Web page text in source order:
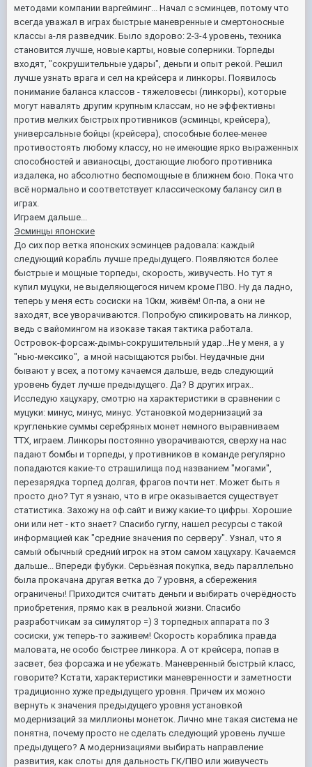
методами компании варгейминг... Начал с эсминцев, потому что
всегда уважал в играх быстрые маневренные и смертоносные
классы а-ля разведчик. Было здорово: 2-3-4 уровень, техника
становится лучше, новые карты, новые соперники. Торпеды
входят, "сокрушительные удары", деньги и опыт рекой. Решил
лучше узнать врага и сел на крейсера и линкоры. Появилось
понимание баланса классов - тяжеловесы (линкоры), которые
могут навалять другим крупным классам, но не эффективны
против мелких быстрых противников (эсминцы, крейсера),
универсальные бойцы (крейсера), способные более-менее
противостоять любому классу, но не имеющие ярко выраженных
способностей и авианосцы, достающие любого противника
издалека, но абсолютно беспомощные в ближнем бою. Пока что
всё нормально и соответствует классическому балансу сил в
играх.
Играем дальше...
Эсминцы японские
До сих пор ветка японских эсминцев радовала: каждый
следующий корабль лучше предыдущего. Появляются более
быстрые и мощные торпеды, скорость, живучесть. Но тут я
купил муцуки, не выделяющегося ничем кроме ПВО. Ну да ладно,
теперь у меня есть сосиски на 10км, живём! Оп-па, а они не
заходят, все уворачиваются. Попробую спикировать на линкор,
ведь с вайомингом на изоказе такая тактика работала.
Островок-форсаж-дымы-сокрушительный удар...Не у меня, а у
"нью-мексико", а мной насыщаются рыбы. Неудачные дни
бывают у всех, а потому качаемся дальше, ведь следующий
уровень будет лучше предыдущего. Да? В других играх..
Исследую хацухару, смотрю на характеристики в сравнении с
муцуки: минус, минус, минус. Установкой модернизаций за
кругленькие суммы серебряных монет немного выравниваем
ТТХ, играем. Линкоры постоянно уворачиваются, сверху на нас
падают бомбы и торпеды, у противников в команде регулярно
попадаются какие-то страшилища под названием "могами",
перезарядка торпед долгая, фрагов почти нет. Может быть я
просто дно? Тут я узнаю, что в игре оказывается существует
статистика. Захожу на оф.сайт и вижу какие-то цифры. Хорошие
они или нет - кто знает? Спасибо гуглу, нашел ресурсы с такой
информацией как "средние значения по серверу". Узнал, что я
самый обычный средний игрок на этом самом хацухару. Качаемся
дальше... Впереди фубуки. Серьёзная покупка, ведь параллельно
была прокачана другая ветка до 7 уровня, а сбережения
ограничены! Приходится считать деньги и выбирать очерёдность
приобретения, прямо как в реальной жизни. Спасибо
разработчикам за симулятор =) 3 торпедных аппарата по 3
сосиски, уж теперь-то заживем! Скорость кораблика правда
маловата, не особо быстрее линкора. А от крейсера, попав в
засвет, без форсажа и не убежать. Маневренный быстрый класс,
говорите? Кстати, характеристики маневренности и заметности
традиционно хуже предыдущего уровня. Причем их можно
вернуть к значения предыдущего уровня установкой
модернизаций за миллионы монеток. Лично мне такая система не
понятна, почему просто не сделать следующий уровень лучше
предыдущего? А модернизациями выбирать направление
развития, как слоты для дальность ГК/ПВО или живучесть